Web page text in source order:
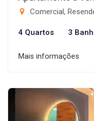
Comercial,
4 Quartos 3
Mais informações